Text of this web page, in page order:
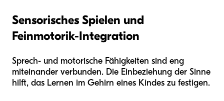
Sensorisches Spielen und
Feinmotorik-Integration
Sprech- und motorische Fähigkeiten sind eng
miteinander verbunden. Die Einbeziehung der Sinne
hilft, das Lernen im Gehirn eines Kindes zu festigen.